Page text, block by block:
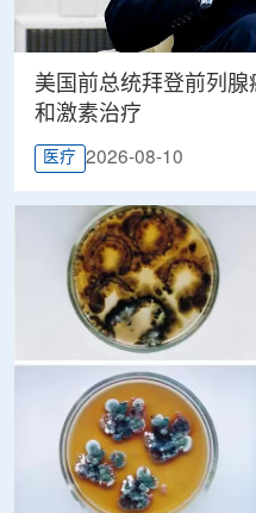
美国前总统拜登前列
和激素治疗
医疗 2026-08-10